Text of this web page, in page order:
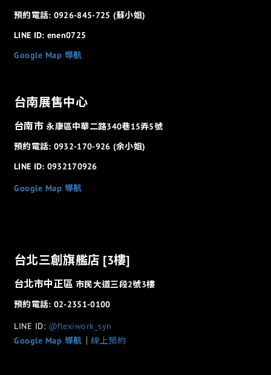
預約電話: 0926-845-725 (蘇小姐)
LINE ID: enen0725
Google Map 導航
台南展售中心
台南市永康區中華二路340巷15弄5號
預約電話: 0932-170-926 (余小姐)
LINE ID: 0932170926
Google Map 導航
台北三創旗艦店 [3樓]
台北市中正區市民大道三段2號3樓
預約電話: 02-2351-0100
LINE ID: @flexiwork_syn
Google Map 導航
線上預約